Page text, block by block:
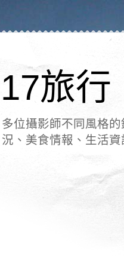
17旅行
多位攝影師不同風格
況、美食情報、生活